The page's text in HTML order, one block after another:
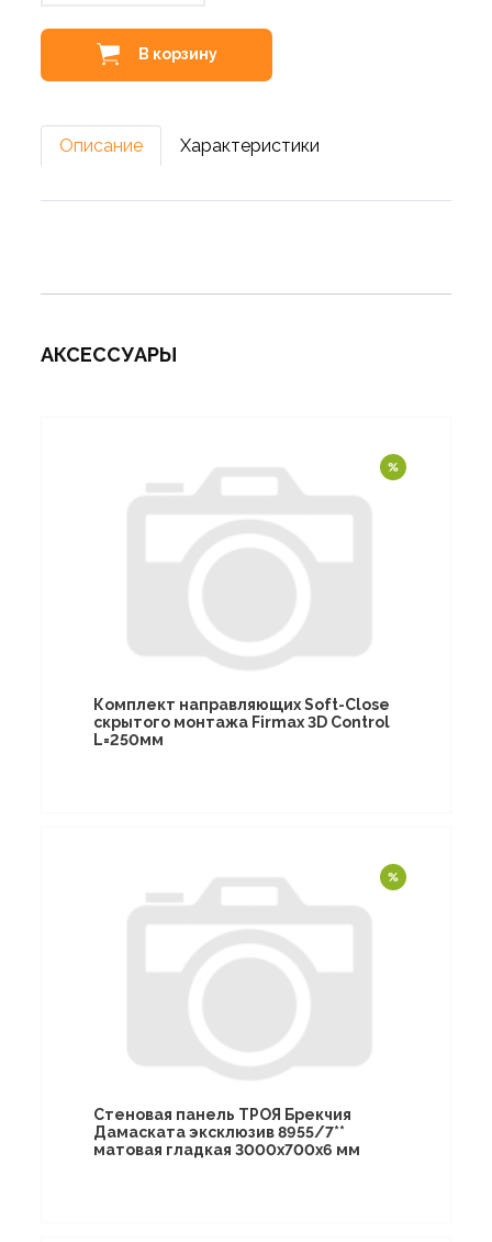
В корзину
Описание Характеристики
АКСЕССУАРЫ
Комплект направляющих Soft-Close
скрытого монтажа Firmax 3D Control
L=250мм
Стеновая панель ТРОЯ Брекчия
Дамаската эксклюзив 8955/7**
матовая гладкая 3000х700х6 мм